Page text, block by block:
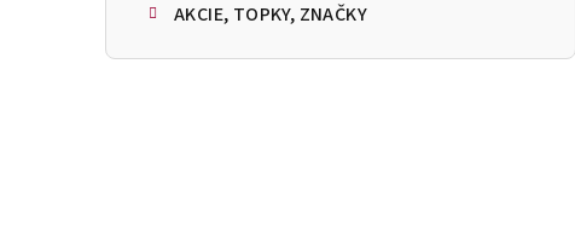
AKCIE, TOPKY, ZNAČKY